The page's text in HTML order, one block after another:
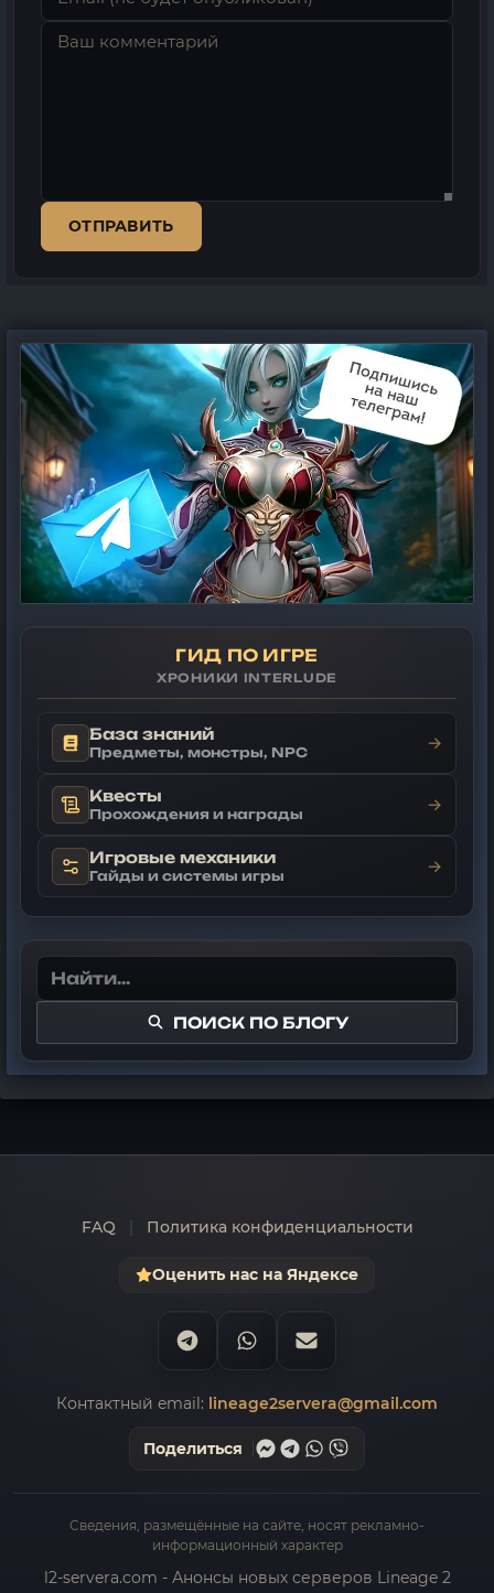
ОТПРАВИТЬ
ГИД ПО ИГРЕ
ХРОНИКИ INTERLUDE
База знаний
Предметы, монстры, NPC →
Квесты
Прохождения и награды →
Игровые механики
Гайды и системы игры →
ПОИСК ПО БЛОГУ
FAQ Политика конфиденциальности
Оценить нас на Яндексе
Контактный email: lineage2servera@gmail.com
Поделиться
Сведения, размещённые на сайте, носят рекламно-
информационный характер
l2-servera.com - Анонсы новых серверов Lineage 2